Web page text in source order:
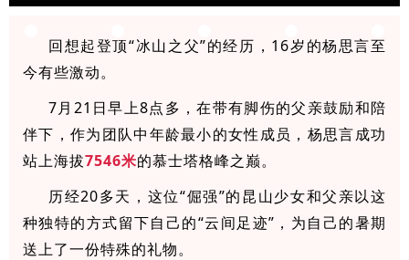
回想起登顶“冰山之父”的经历，16岁的杨思言至
今有些激动。
7月21日早上8点多，在带有脚伤的父亲鼓励和陪
伴下，作为团队中年龄最小的女性成员，杨思言成功
站上海拔7546米的慕士塔格峰之巅。
历经20多天，这位“倔强”的昆山少女和父亲以这
种独特的方式留下自己的“云间足迹”，为自己的暑期
送上了一份特殊的礼物。